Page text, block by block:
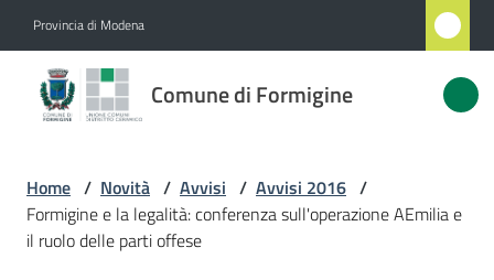
Provincia di Modena
Comune di Formigine
Comune
di
Amministrazione
Home / Novità / Avvisi / Avvisi 2016 /
Formigine e la legalità: conferenza sull'operazione AEmilia e
il ruolo delle parti offese